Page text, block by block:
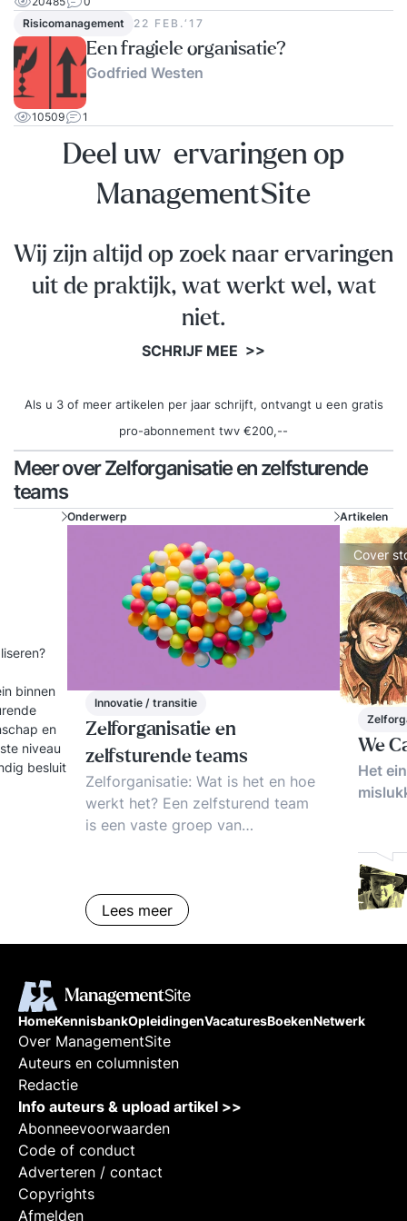
Risicomanagement
22 FEB.‘17
Een fragiele organisatie?
Godfried Westen
10509 1
Deel uw ervaringen op
ManagementSite
Wij zijn altijd op zoek naar ervaringen
uit de praktijk, wat werkt wel, wat
niet.
SCHRIJF MEE >>
Als u 3 of meer artikelen per jaar schrijft, ontvangt u een gratis
pro-abonnement twv €200,--
Meer over Zelforganisatie en zelfsturende
teams
binnen
en
niveau
besluit
Onderwerp
Innovatie / transitie
Zelforganisatie en
zelfsturende teams
Zelforganisatie: Wat is het en hoe
werkt het? Een zelfsturend team
is een vaste groep van
zijn voor een produkt of dienst,
die aan een klant wordt geleverd.
Lees meer
Artikelen
Cover
We
Het
HomeKennisbankOpleidingenVacaturesBoekenNetwerk
Over ManagementSite
Auteurs en columnisten
Redactie
Info auteurs & upload artikel >>
Abonneevoorwaarden
Code of conduct
Adverteren / contact
Copyrights
Afmelden